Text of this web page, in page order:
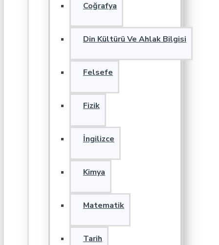
Coğrafya
Din Kültürü Ve Ahlak Bilgisi
Felsefe
Fizik
İngilizce
Kimya
Matematik
Tarih